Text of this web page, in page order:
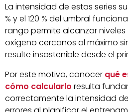
La intensidad de estas series
% y el 120 % del umbral
rango permite alcanzar
oxígeno cercanos al máximo
resulte insostenible desde el
Por este motivo, conocer qué
cómo calcularlo resulta
correctamente la intensidad